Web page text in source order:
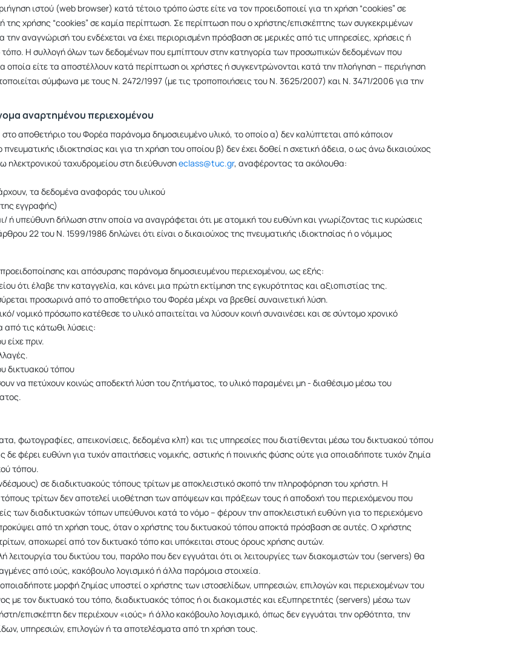
ιστού (web browser) κατά τέτοιο τρόπο ώστε είτε να τον προειδοποιεί για τη χρήση “cookies” σε
της χρήσης “cookies” σε καμία περίπτωση. Σε περίπτωση που ο χρήστης/επισκέπτης των συγκεκριμένων
την αναγνώρισή του ενδέχεται να έχει περιορισμένη πρόσβαση σε μερικές από τις υπηρεσίες, χρήσεις ή
τόπο. Η συλλογή όλων των δεδομένων που εμπίπτουν στην κατηγορία των προσωπικών δεδομένων που
είτε τα αποστέλλουν κατά περίπτωση οι χρήστες ή συγκεντρώνονται κατά την πλοήγηση – περιήγηση
σύμφωνα με τους Ν. 2472/1997 (με τις τροποποιήσεις του Ν. 3625/2007) και Ν. 3471/2006 για την
αναρτημένου περιεχομένου
αποθετήριο του Φορέα παράνομα δημοσιευμένο υλικό, το οποίο α) δεν καλύπτεται από κάποιον
ιδιοκτησίας και για τη χρήση του οποίου β) δεν έχει δοθεί η σχετική άδεια, ο ως άνω δικαιούχος
ηλεκτρονικού ταχυδρομείου στη διεύθυνσηeclass@tuc.gr, αναφέροντας τα ακόλουθα:
τα δεδομένα αναφοράς του υλικού
της εγγραφής)
ή υπεύθυνη δήλωση στην οποία να αναγράφεται ότι με ατομική του ευθύνη και γνωρίζοντας τις κυρώσεις
22 του Ν. 1599/1986 δηλώνει ότι είναι ο δικαιούχος της πνευματικής ιδιοκτησίας ή ο νόμιμος
και απόσυρσης παράνομα δημοσιευμένου περιεχομένου, ως εξής:
ότι έλαβε την καταγγελία, και κάνει μια πρώτη εκτίμηση της εγκυρότητας και αξιοπιστίας της.
προσωρινά από το αποθετήριο του Φορέα μέχρι να βρεθεί συναινετική λύση.
νομικό πρόσωπο κατέθεσε το υλικό απαιτείται να λύσουν κοινή συναινέσει και σε σύντομο χρονικό
από τις κάτωθι λύσεις:
είχε πριν.
δικτυακού τόπου
να πετύχουν κοινώς αποδεκτή λύση του ζητήματος, το υλικό παραμένει μη - διαθέσιμο μέσω του
φωτογραφίες, απεικονίσεις, δεδομένα κλπ) και τις υπηρεσίες που διατίθενται μέσω του δικτυακού τόπου
ευθύνη για τυχόν απαιτήσεις νομικής, αστικής ή ποινικής φύσης ούτε για οποιαδήποτε τυχόν ζημία
τόπου.
σε διαδικτυακούς τόπους τρίτων με αποκλειστικό σκοπό την πληροφόρηση του χρήστη. Η
τρίτων δεν αποτελεί υιοθέτηση των απόψεων και πράξεων τους ή αποδοχή του περιεχόμενου που
των διαδικτυακών τόπων υπεύθυνοι κατά το νόμο – φέρουν την αποκλειστική ευθύνη για το περιεχόμενο
από τη χρήση τους, όταν ο χρήστης του δικτυακού τόπου αποκτά πρόσβαση σε αυτές. Ο χρήστης
αποχωρεί από τον δικτυακό τόπο και υπόκειται στους όρους χρήσης αυτών.
του δικτύου του, παρόλο που δεν εγγυάται ότι οι λειτουργίες των διακομιστών του (servers) θα
από ιούς, κακόβουλο λογισμικό ή άλλα παρόμοια στοιχεία.
μορφή ζημίας υποστεί ο χρήστης των ιστοσελίδων, υπηρεσιών, επιλογών και περιεχομένων του
με τον δικτυακό του τόπο, διαδικτυακός τόπος ή οι διακομιστές και εξυπηρετητές (servers) μέσω των
επισκέπτη δεν περιέχουν «ιούς» ή άλλο κακόβουλο λογισμικό, όπως δεν εγγυάται την ορθότητα, την
υπηρεσιών, επιλογών ή τα αποτελέσματα από τη χρήση τους.